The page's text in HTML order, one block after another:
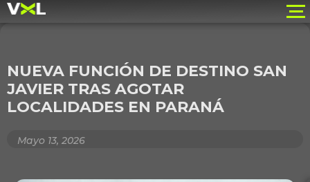
NUEVA FUNCIÓN DE DESTINO SAN
JAVIER TRAS AGOTAR
LOCALIDADES EN PARANÁ
Mayo 13, 2026